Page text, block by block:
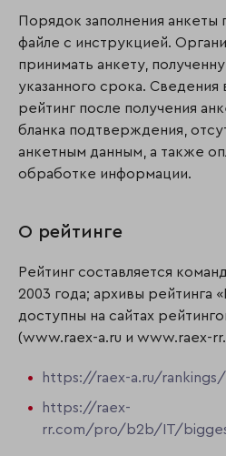
Порядок заполнения анкеты
файле с инструкцией.
принимать анкету,
указанного срока. Сведения
рейтинг после получения
бланка подтверждения,
анкетным данным, а также
обработке информации.
О рейтинге
Рейтинг составляется
2003 года; архивы рейтинга
доступны на сайтах
(www.raex-a.ru и www.raex-
https://raex-a.ru/
https://raex-
rr.com/pro/b2b/IT/